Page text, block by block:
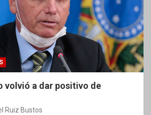
volvió a dar positivo de
Ruiz Bustos